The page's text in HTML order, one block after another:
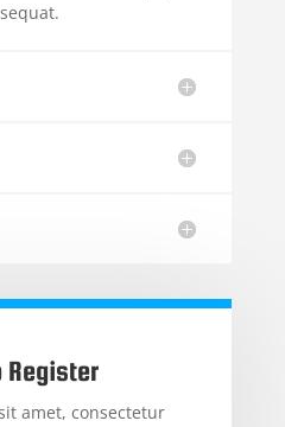
Register
amet, consectetur